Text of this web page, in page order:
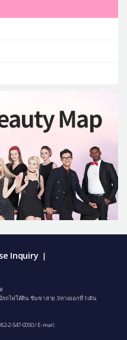
Inquiry |
ถไฟใต้ดิน ชินซา สาย 3 ทางออกที่ 1 เดิน
2-547-0050/ E-mail: